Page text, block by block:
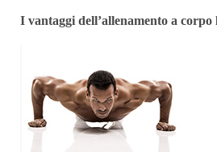
I vantaggi dell’allenamento a corpo